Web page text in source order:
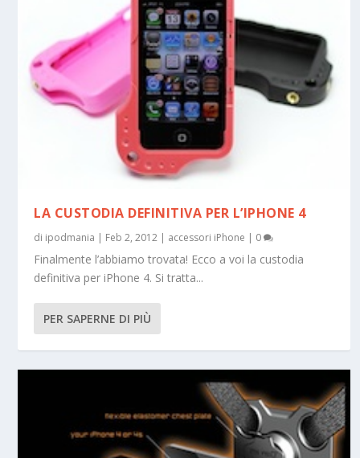
LA CUSTODIA DEFINITIVA PER L’IPHONE 4
di ipodmania | Feb 2, 2012 | accessori iPhone | 0
Finalmente l’abbiamo trovata! Ecco a voi la custodia
definitiva per iPhone 4. Si tratta...
PER SAPERNE DI PIÙ